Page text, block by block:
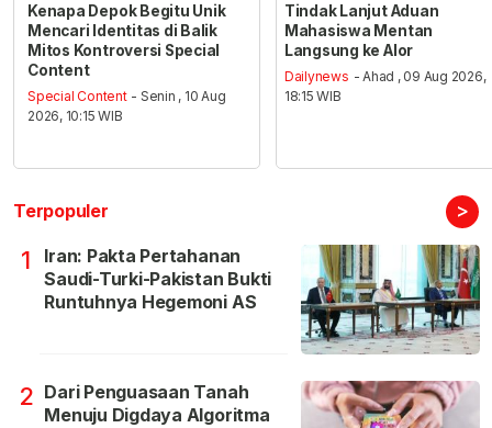
Kenapa Depok Begitu Unik
Mencari Identitas di Balik
Mitos Kontroversi Special
Content
Special Content - Senin , 10 Aug
2026, 10:15 WIB
Tindak Lanjut Aduan
Mahasiswa Mentan
Langsung ke Alor
Dailynews - Ahad , 09 Aug 2026,
18:15 WIB
Terpopuler >
1
Iran: Pakta Pertahanan
Saudi-Turki-Pakistan Bukti
Runtuhnya Hegemoni AS
2 Dari Penguasaan Tanah
Menuju Digdaya Algoritma